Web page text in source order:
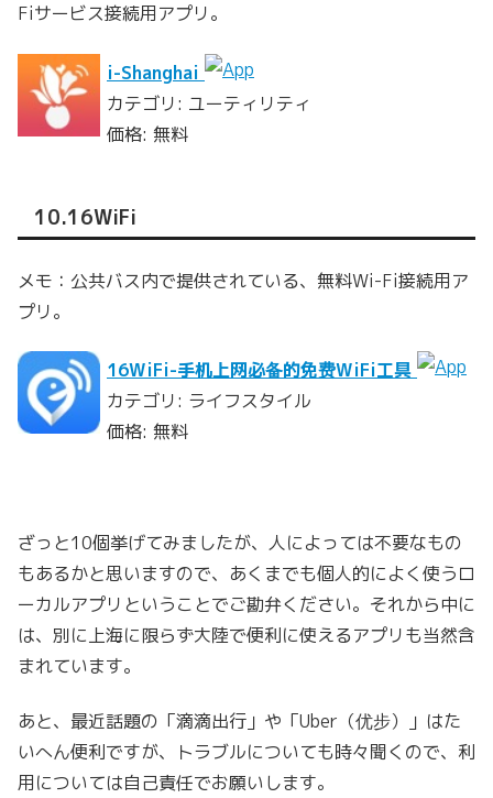
Fiサービス接続用アプリ。
i-Shanghai
カテゴリ: ユーティリティ
価格: 無料
10.16WiFi
メモ：公共バス内で提供されている、無料Wi-Fi接続用ア
プリ。
16WiFi-手机上网必备的免费WiFi工具
カテゴリ: ライフスタイル
価格: 無料
ざっと10個挙げてみましたが、人によっては不要なもの
もあるかと思いますので、あくまでも個人的によく使うロ
ーカルアプリということでご勘弁ください。それから中に
は、別に上海に限らず大陸で便利に使えるアプリも当然含
まれています。
あと、最近話題の「滴滴出行」や「Uber（优步）」はた
いへん便利ですが、トラブルについても時々聞くので、利
用については自己責任でお願いします。